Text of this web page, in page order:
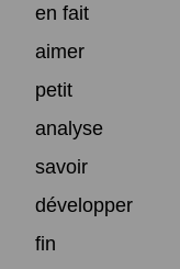
en fait
aimer
petit
analyse
savoir
développer
fin